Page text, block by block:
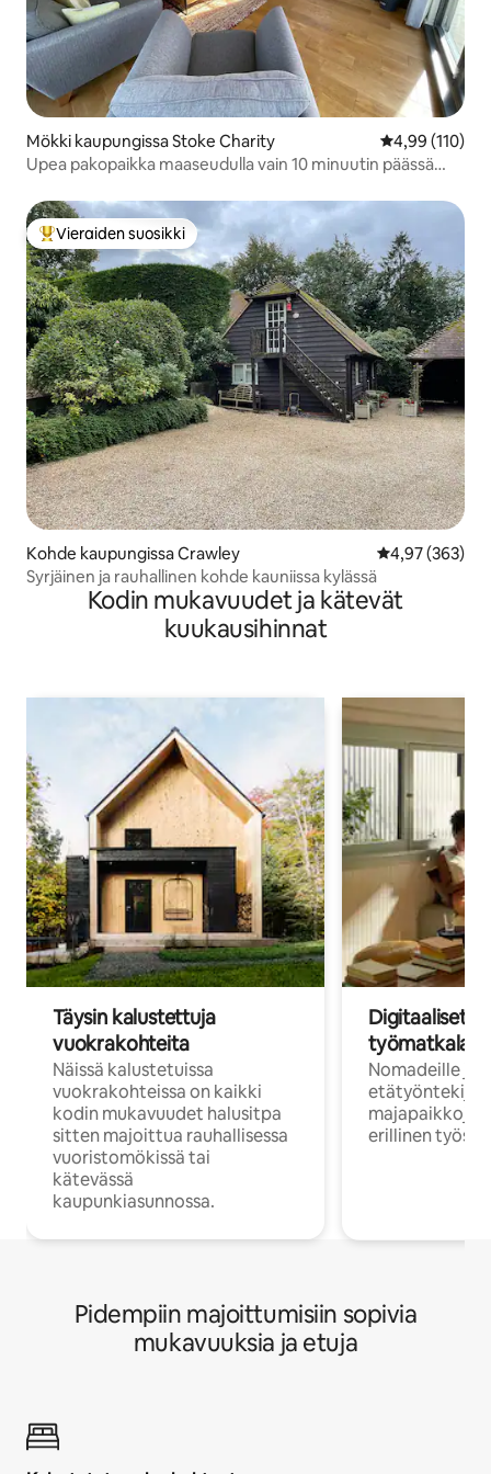
Mökki kaupungissa Stoke Charity
4,99 (110)
Upea pakopaikka maaseudulla vain 10 minuutin päässä
Vieraiden suosikkien parhaimmistoa
Vieraiden suosikki
Kohde kaupungissa Crawley
4,97 (363)
Syrjäinen ja rauhallinen kohde kauniissa kylässä
Kodin mukavuudet ja kätevät
kuukausihinnat
Täysin kalustettuja
vuokrakohteita
Näissä kalustetuissa
vuokrakohteissa on kaikki
kodin mukavuudet halusitpa
sitten majoittua rauhallisessa
vuoristomökissä tai
kätevässä
kaupunkiasunnossa.
Digitaaliset
Nomadeille ja
majapaikkoja,
erillinen
Pidempiin majoittumisiin sopivia
mukavuuksia ja etuja